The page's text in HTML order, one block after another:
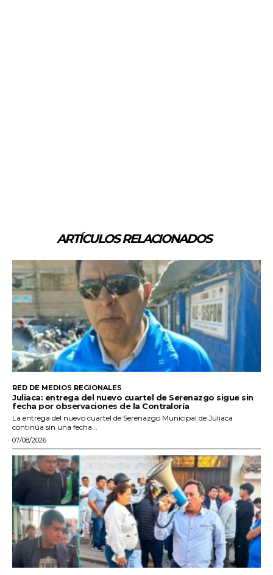
ARTÍCULOS RELACIONADOS
RED DE MEDIOS REGIONALES
Juliaca: entrega del nuevo cuartel de Serenazgo sigue sin
fecha por observaciones de la Contraloría
La entrega del nuevo cuartel de Serenazgo Municipal de Juliaca
continúa sin una fecha...
07/08/2026